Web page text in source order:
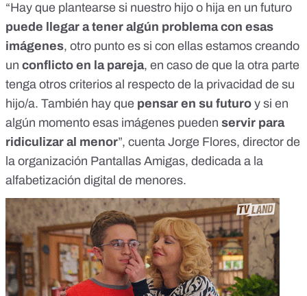
“Hay que plantearse si nuestro hijo o hija en un futuro
puede llegar a tener algún problema con esas
imágenes, otro punto es si con ellas estamos creando
un conflicto en la pareja, en caso de que la otra parte
tenga otros criterios al respecto de la privacidad de su
hijo/a. También hay que pensar en su futuro y si en
algún momento esas imágenes pueden servir para
ridiculizar al menor”, cuenta Jorge Flores, director de
la organización Pantallas Amigas, dedicada a la
alfabetización digital de menores.